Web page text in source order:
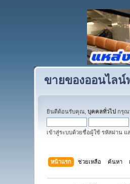
ขายของออนไล
ยินดีต้อนรับคุณ,บุคคลทั่วไป กรุณ
เข้าสู่ระบบด้วยชื่อผู้ใช้ รหัสผ่าน แ
หน้าแรก ช่วยเหลือ ค้นหา